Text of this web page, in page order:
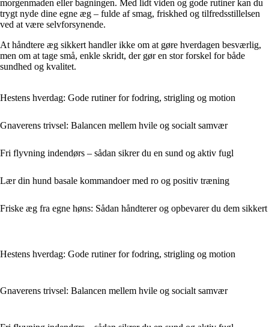
morgenmaden eller bagningen. Med lidt viden og gode rutiner kan du
trygt nyde dine egne æg – fulde af smag, friskhed og tilfredsstillelsen
ved at være selvforsynende.
At håndtere æg sikkert handler ikke om at gøre hverdagen besværlig,
men om at tage små, enkle skridt, der gør en stor forskel for både
sundhed og kvalitet.
Hestens hverdag: Gode rutiner for fodring, strigling og motion
Gnaverens trivsel: Balancen mellem hvile og socialt samvær
Fri flyvning indendørs – sådan sikrer du en sund og aktiv fugl
Lær din hund basale kommandoer med ro og positiv træning
Friske æg fra egne høns: Sådan håndterer og opbevarer du dem sikkert
Hestens hverdag: Gode rutiner for fodring, strigling og motion
Gnaverens trivsel: Balancen mellem hvile og socialt samvær